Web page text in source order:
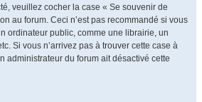
veuillez cocher la case « Se souvenir de
au forum. Ceci n’est pas recommandé si vous
ordinateur public, comme une librairie, un
Si vous n’arrivez pas à trouver cette case à
administrateur du forum ait désactivé cette